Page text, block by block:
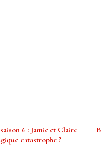
6 : Jamie et Claire
catastrophe ?